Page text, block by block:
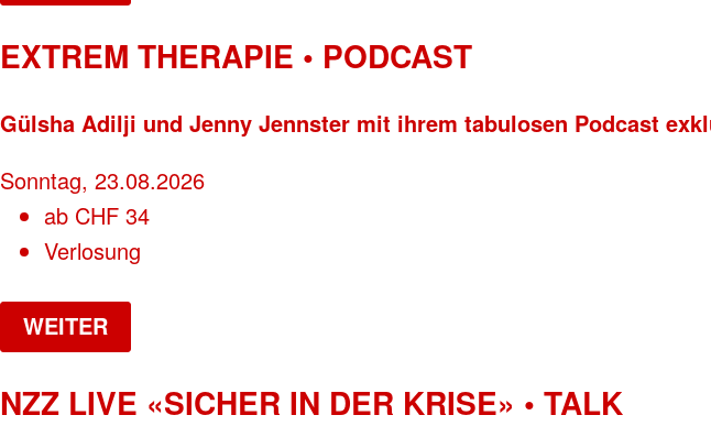
EXTREM THERAPIE • PODCAST
Gülsha Adilji und Jenny Jennster mit ihrem tabulosen Podcast
Sonntag, 23.08.2026
ab CHF 34
Verlosung
WEITER
NZZ LIVE «SICHER IN DER KRISE» • TALK